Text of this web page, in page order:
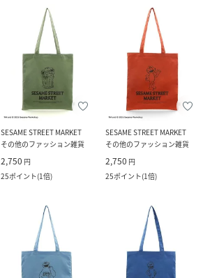
SESAME STREET MARKET
その他のファッション雑貨
2,750 円
25ポイント(1倍)
SESAME STREET MARKET
その他のファッション雑貨
2,750 円
25ポイント(1倍)